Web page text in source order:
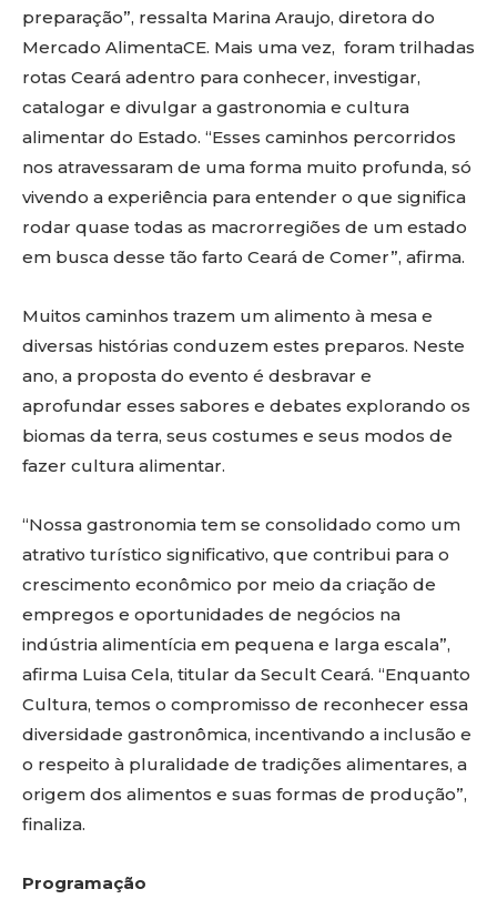
preparação”, ressalta Marina Araujo, diretora do
Mercado AlimentaCE. Mais uma vez, foram trilhadas
rotas Ceará adentro para conhecer, investigar,
catalogar e divulgar a gastronomia e cultura
alimentar do Estado. “Esses caminhos percorridos
nos atravessaram de uma forma muito profunda, só
vivendo a experiência para entender o que significa
rodar quase todas as macrorregiões de um estado
em busca desse tão farto Ceará de Comer”, afirma.
Muitos caminhos trazem um alimento à mesa e
diversas histórias conduzem estes preparos. Neste
ano, a proposta do evento é desbravar e
aprofundar esses sabores e debates explorando os
biomas da terra, seus costumes e seus modos de
fazer cultura alimentar.
“Nossa gastronomia tem se consolidado como um
atrativo turístico significativo, que contribui para o
crescimento econômico por meio da criação de
empregos e oportunidades de negócios na
indústria alimentícia em pequena e larga escala”,
afirma Luisa Cela, titular da Secult Ceará. “Enquanto
Cultura, temos o compromisso de reconhecer essa
diversidade gastronômica, incentivando a inclusão e
o respeito à pluralidade de tradições alimentares, a
origem dos alimentos e suas formas de produção”,
finaliza.
Programação